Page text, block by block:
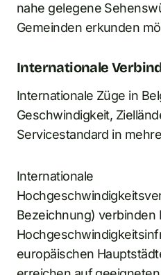
nahe gelegene
Gemeinden erkunden
Internationale
Internationale Züge in
Geschwindigkeit,
Servicestandard in
Internationale
Bezeichnung) verbinden
europäischen